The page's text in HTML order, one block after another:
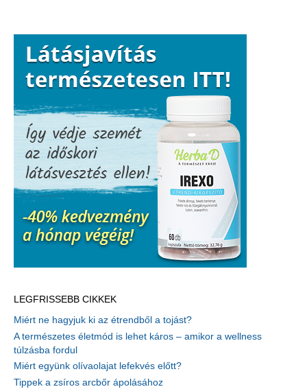
LEGFRISSEBB CIKKEK
Miért ne hagyjuk ki az étrendből a tojást?
A természetes életmód is lehet káros – amikor a wellness
túlzásba fordul
Miért együnk olívaolajat lefekvés előtt?
Tippek a zsíros arcbőr ápolásához